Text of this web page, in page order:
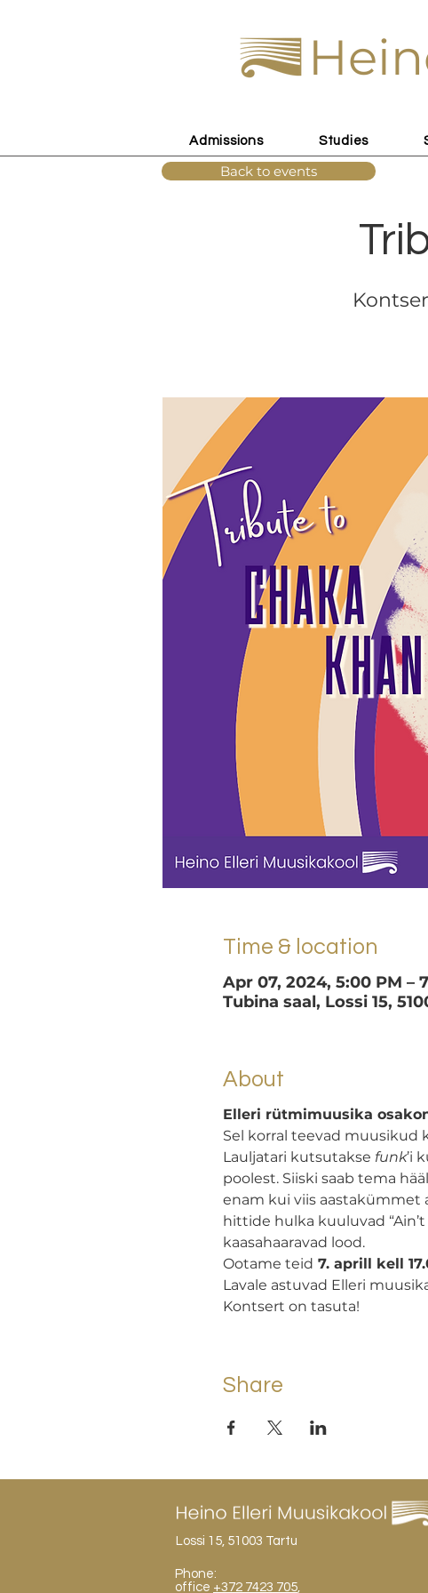
Admissions Studies
Time & location
Apr 07, 2024, 5:00 PM –
Tubina saal, Lossi 15,
About
Elleri rütmimuusika
Sel korral teevad muusikud
Lauljatari kutsutakse funk’i
poolest. Siiski saab tema
enam kui viis aastakümmet
hittide hulka kuuluvad “Ain’t
kaasahaaravad lood.
Ootame teid 7. aprill kell
Lavale astuvad Elleri
Kontsert on tasuta!
Share
Back to events
Lossi 15, 51003 Tartu
Phone:
office +372 7423 705